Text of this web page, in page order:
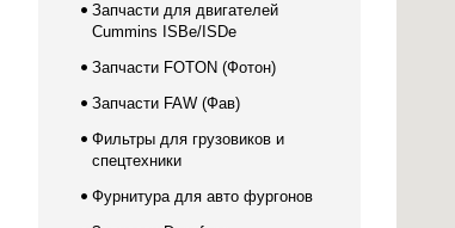
Запчасти для двигателей
Cummins ISBe/ISDe
Запчасти FOTON (Фотон)
Запчасти FAW (Фав)
Фильтры для грузовиков и
спецтехники
Фурнитура для авто фургонов